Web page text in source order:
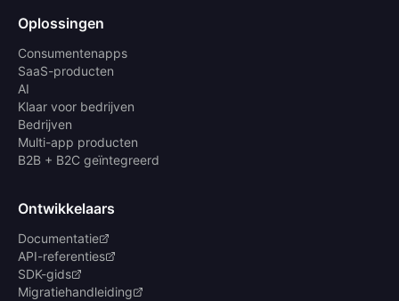
Oplossingen
Consumentenapps
SaaS-producten
AI
Klaar voor bedrijven
Bedrijven
Multi-app producten
B2B + B2C geïntegreerd
Ontwikkelaars
Documentatie
API-referenties
SDK-gids
Migratiehandleiding